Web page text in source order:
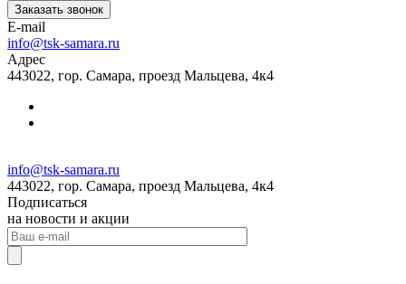
Заказать звонок
E-mail
info@tsk-samara.ru
Адрес
443022, гор. Самара, проезд Мальцева, 4к4
info@tsk-samara.ru
443022, гор. Самара, проезд Мальцева, 4к4
Подписаться
на новости и акции